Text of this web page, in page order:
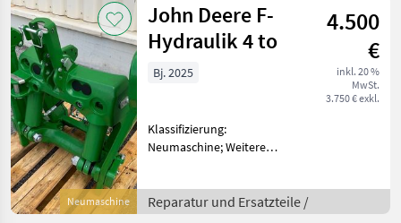
Bus-System
Neumaschine
John Deere F-
Hydraulik 4 to
4.500
€
inkl. 20 %
MwSt.
3.750 € exkl.
Bj. 2025
Klassifizierung:
Neumaschine; Weitere
Reparatur und Ersatzteile
Traktorenteile
Reparatur und Ersatzteile /